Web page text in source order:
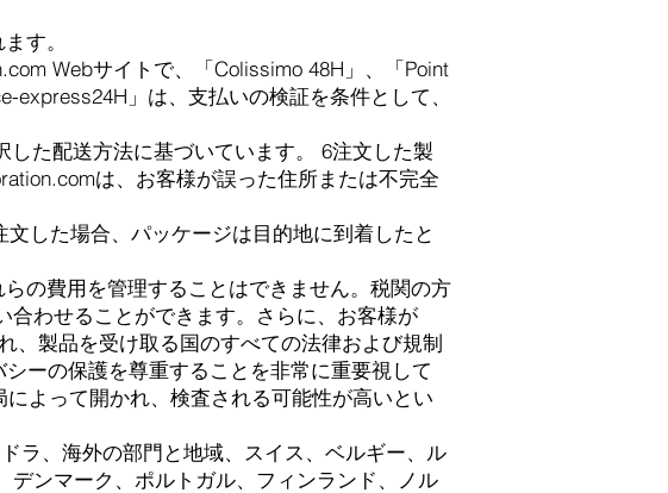
す。
Webサイトで、「Colissimo 48H」、「Point
express24H」は、支払いの検証を条件として、
た配送方法に基づいています。 6注文した製
は、お客様が誤った住所または不完全
した場合、パッケージは目的地に到着したと
の費用を管理することはできません。税関の方
わせることができます。さらに、お客様が
、製品を受け取る国のすべての法律および規制
ーの保護を尊重することを非常に重要視して
よって開かれ、検査される可能性が高いとい
ラ、海外の部門と地域、スイス、ベルギー、ル
ンマーク、ポルトガル、フィンランド、ノル